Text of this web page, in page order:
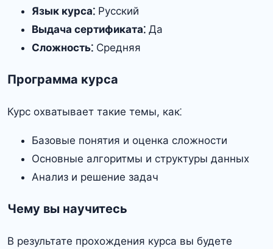
Язык курса⁚ Русский
Выдача сертификата⁚ Да
Сложность⁚ Средняя
Программа курса
Курс охватывает такие темы, как⁚
Базовые понятия и оценка сложности
Основные алгоритмы и структуры данных
Анализ и решение задач
Чему вы научитесь
В результате прохождения курса вы будете